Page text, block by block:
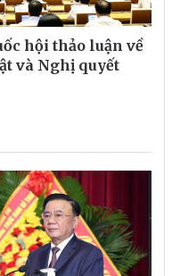
hội thảo luận về
và Nghị quyết